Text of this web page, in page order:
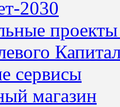
2030
сервисы
магазин